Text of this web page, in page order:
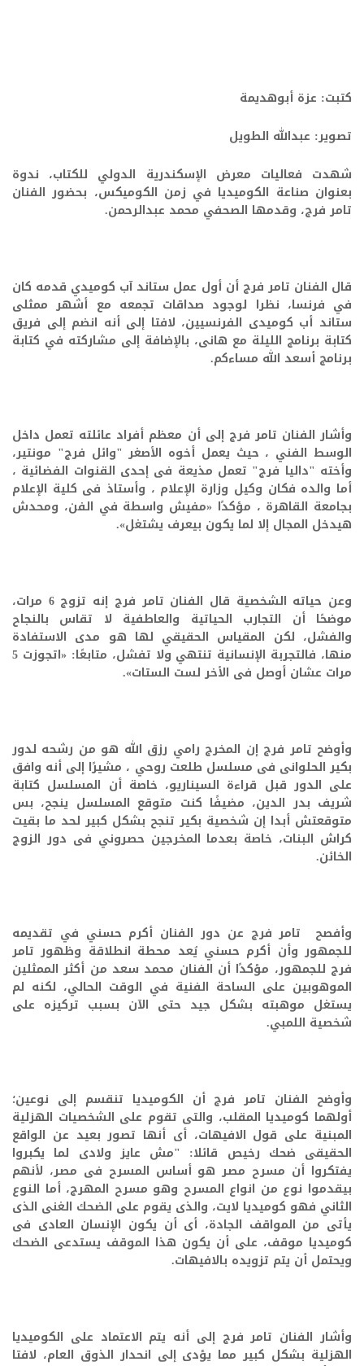
كتبت: عزة أبوهديمة
تصوير: عبدالله الطويل
شهدت فعاليات معرض الإسكندرية الدولي للكتاب، ندوة
بعنوان صناعة الكوميديا في زمن الكوميكس، بحضور الفنان
تامر فرج، وقدمها الصحفي محمد عبدالرحمن.
قال الفنان تامر فرج أن أول عمل ستاند آب كوميدي قدمه كان
في فرنسا، نظرا لوجود صداقات تجمعه مع أشهر ممثلى
ستاند أب كوميدى الفرنسيين، لافتا إلى أنه انضم إلى فريق
كتابة برنامج الليلة مع هانى، بالإضافة إلى مشاركته في كتابة
برنامج أسعد الله مساءكم.
وأشار الفنان تامر فرج إلى أن معظم أفراد عائلته تعمل داخل
الوسط الفني ، حيث يعمل أخوه الأصغر "وائل فرج" مونتير،
وأخته "داليا فرج" تعمل مذيعة فى إحدى القنوات الفضائية ،
أما والده فكان وكيل وزارة الإعلام ، وأستاذ فى كلية الإعلام
بجامعة القاهرة ، مؤكدًا «مفيش واسطة في الفن، ومحدش
هيدخل المجال إلا لما يكون بيعرف يشتغل».
وعن حياته الشخصية قال الفنان تامر فرج إنه تزوج 6 مرات،
موضحًا أن التجارب الحياتية والعاطفية لا تقاس بالنجاح
والفشل، لكن المقياس الحقيقي لها هو مدى الاستفادة
منها، فالتجربة الإنسانية تنتهي ولا تفشل، متابعًا: «اتجوزت 5
مرات عشان أوصل فى الأخر لست الستات».
وأوضح تامر فرج إن المخرج رامي رزق الله هو من رشحه لدور
بكير الحلوانى فى مسلسل طلعت روحي ، مشيرًا إلى أنه وافق
على الدور قبل قراءة السيناريو، خاصة أن المسلسل كتابة
شريف بدر الدين، مضيفًا كنت متوقع المسلسل ينجح، بس
متوقعتش أبدا إن شخصية بكير تنجح بشكل كبير لحد ما بقيت
كراش البنات، خاصة بعدما المخرجين حصروني فى دور الزوج
الخائن.
وأفصح تامر فرج عن دور الفنان أكرم حسني في تقديمه
للجمهور وأن أكرم حسني يُعد محطة انطلاقة وظهور تامر
فرج للجمهور، مؤكدًا أن الفنان محمد سعد من أكثر الممثلين
الموهوبين على الساحة الفنية في الوقت الحالي، لكنه لم
يستغل موهبته بشكل جيد حتى الآن بسبب تركيزه على
شخصية اللمبي.
وأوضح الفنان تامر فرج أن الكوميديا تنقسم إلى نوعين؛
أولهما كوميديا المقلب، والتى تقوم على الشخصيات الهزلية
المبنية على قول الافيهات، أى أنها تصور بعيد عن الواقع
الحقيقى ضحك رخيص قائلا: "مش عايز ولادى لما يكبروا
يفتكروا أن مسرح مصر هو أساس المسرح فى مصر، لأنهم
بيقدموا نوع من انواع المسرح وهو مسرح المهرج، أما النوع
الثاني فهو كوميديا لايت، والذى يقوم على الضحك الغنى الذى
يأتى من المواقف الجادة، أى أن يكون الإنسان العادى فى
كوميديا موقف، على أن يكون هذا الموقف يستدعى الضحك
ويحتمل أن يتم تزويده بالافيهات.
وأشار الفنان تامر فرج إلى أنه يتم الاعتماد على الكوميديا
الهزلية بشكل كبير مما يؤدى إلى انحدار الذوق العام، لافتا